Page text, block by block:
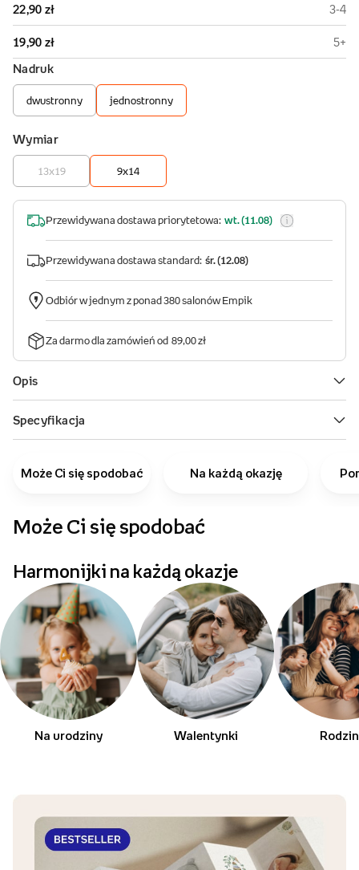
Może Ci się spodobać Na każdą okazję
Może Ci się spodobać
Harmonijki na każdą okazje